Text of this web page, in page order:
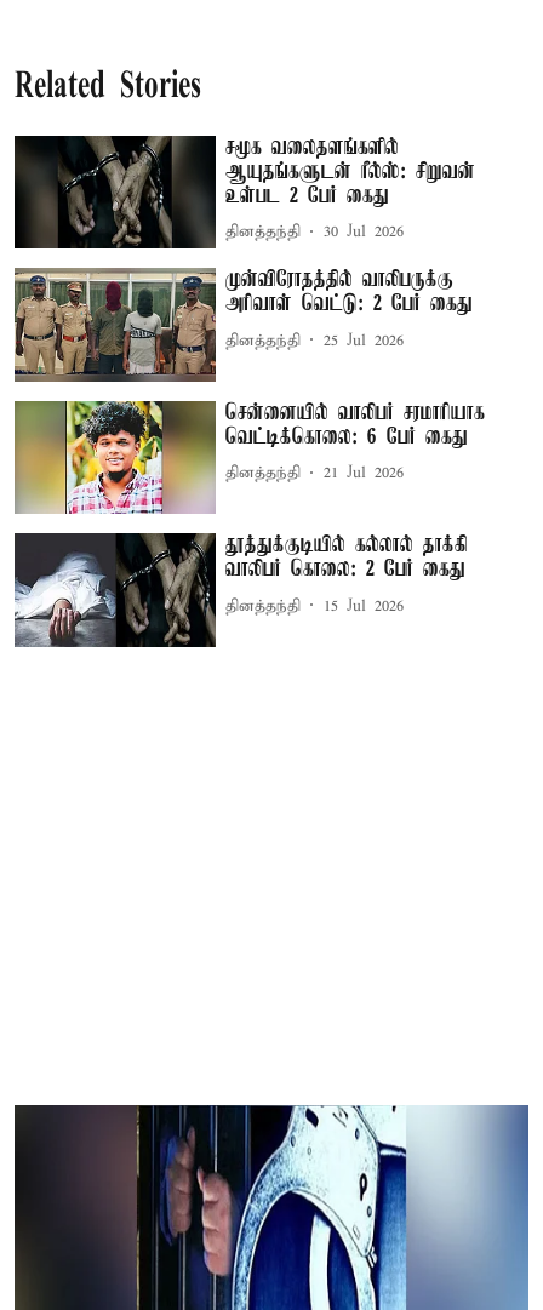
Related Stories
சமூக வலைதளங்களில்
ஆயுதங்களுடன் ரீல்ஸ்: சிறுவன்
உள்பட 2 பேர் கைது
தினத்தந்தி 30 Jul 2026
முன்விரோதத்தில் வாலிபருக்கு
அரிவாள் வெட்டு: 2 பேர் கைது
தினத்தந்தி 25 Jul 2026
சென்னையில் வாலிபர் சரமாரியாக
வெட்டிக்கொலை: 6 பேர் கைது
தினத்தந்தி 21 Jul 2026
தூத்துக்குடியில் கல்லால் தாக்கி
வாலிபர் கொலை: 2 பேர் கைது
தினத்தந்தி 15 Jul 2026